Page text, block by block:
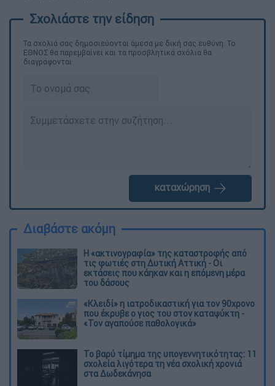
Τα σχολιά σας δημοσιεύονται άμεσα με δική σας ευθύνη. Το
ΕΘΝΟΣ θα παρεμβαίνει και τα προσβλητικά σχόλια θα
διαγράφονται
καταχώρηση
Διαβάστε ακόμη
Η «ακτινογραφία» της καταστροφής από
τις φωτιές στη Δυτική Αττική - Οι
εκτάσεις που κάηκαν και η επόμενη μέρα
του δάσους
«Κλειδί» η ιατροδικαστική για τον 90χρονο
που έκρυβε ο γιος του στον καταψύκτη -
«Τον αγαπούσε παθολογικά»
Το βαρύ τίμημα της υπογεννητικότητας: 11
σχολεία λιγότερα τη νέα σχολική χρονιά
στα Δωδεκάνησα